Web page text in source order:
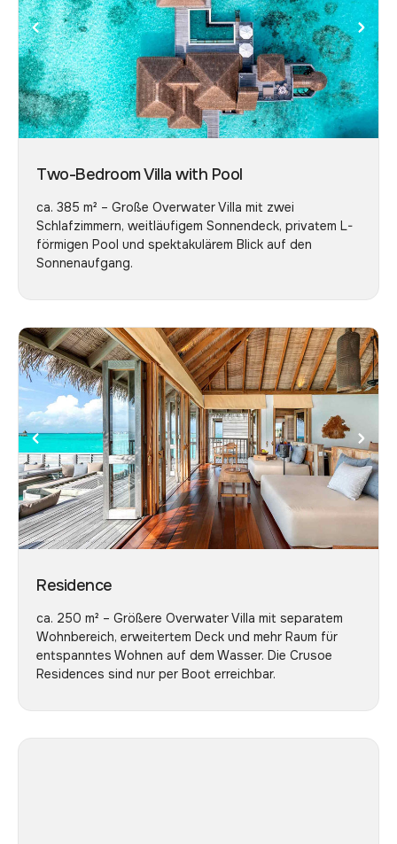
Two-Bedroom Villa with Pool
ca. 385 m² – Große Overwater Villa mit zwei
Schlafzimmern, weitläufigem Sonnendeck, privatem L-
förmigen Pool und spektakulärem Blick auf den
Sonnenaufgang.
Residence
ca. 250 m² – Größere Overwater Villa mit separatem
Wohnbereich, erweitertem Deck und mehr Raum für
entspanntes Wohnen auf dem Wasser. Die Crusoe
Residences sind nur per Boot erreichbar.